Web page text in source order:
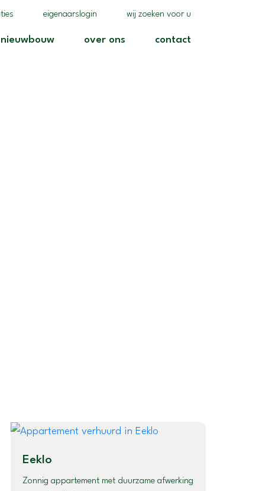
nieuwbouw(nieuwbouw)
over ons (over ons)contact
(realisaties)eigenaarslogin (eigenaarslogin)
wij zoeken voor u
Eeklo
Zonnig appartement met duurzame afwerking